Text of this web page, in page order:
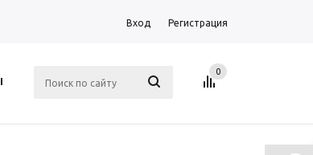
Вход Регистрация
0